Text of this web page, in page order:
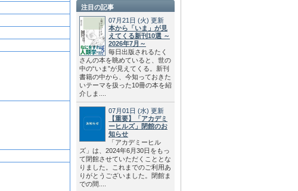
注目の記事
07月21日 (火) 更新
本から「いま」が見
えてくる新刊10選 ～
2026年7月～
毎日出版されるたく
さんの本を眺めていると、世の
中の“いま”が見えてくる。新刊
書籍の中から、今知っておきた
いテーマを扱った10冊の本を紹
介しま....
07月01日 (水) 更新
【重要】「アカデミ
ーヒルズ」閉館のお
知らせ
「アカデミーヒル
ズ」は、2024年6月30日をもっ
て閉館させていただくこととな
りました。これまでのご利用あ
りがとうございました。閉館ま
での間....